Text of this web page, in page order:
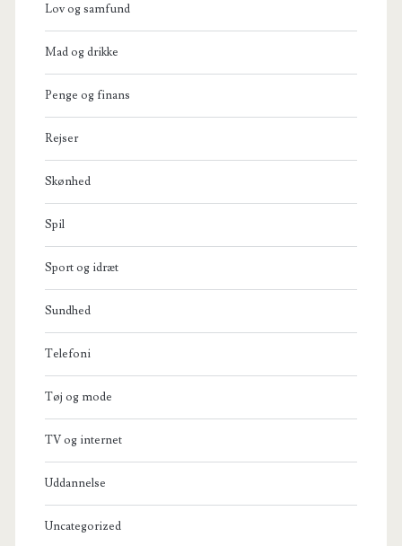
Lov og samfund
Mad og drikke
Penge og finans
Rejser
Skønhed
Spil
Sport og idræt
Sundhed
Telefoni
Tøj og mode
TV og internet
Uddannelse
Uncategorized